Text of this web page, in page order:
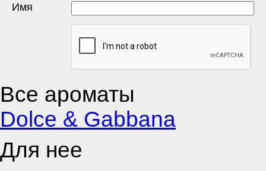
Имя
Все ароматы
Dolce & Gabbana
Для нее